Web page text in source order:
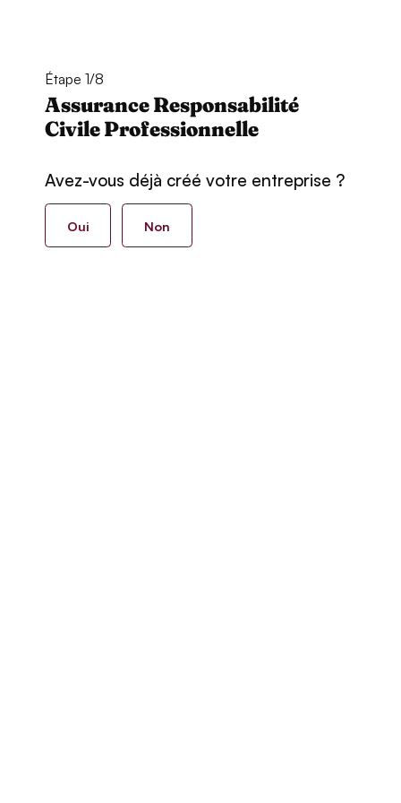
Étape 1/8
Assurance Responsabilité
Civile Professionnelle
Avez-vous déjà créé votre entreprise ?
Oui Non